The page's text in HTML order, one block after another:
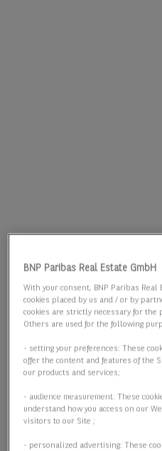
BNP Paribas Real Estate GmbH
With your consent, BNP Paribas Real
cookies placed by us and / or by
cookies are strictly necessary for the
Others are used for the following
- setting your preferences: These
offer the content and features of the
our products and services;
- audience measurement: These
understand how you access on our
visitors to our Site ;
- personalized advertising: These